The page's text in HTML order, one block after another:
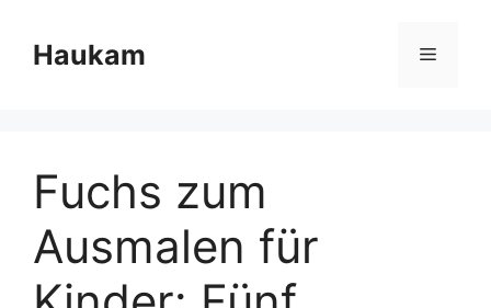
contentHaukam Menu
Fuchs zum
Ausmalen für